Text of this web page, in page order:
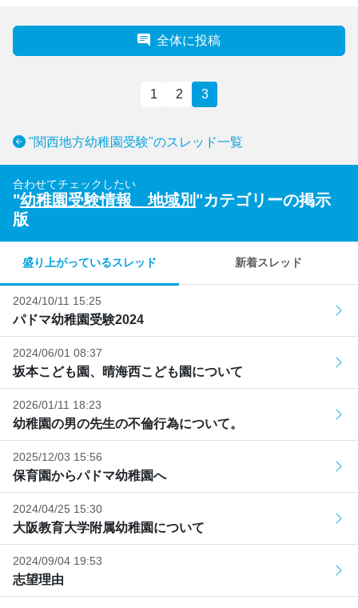
全体に投稿
1 2 3
"関西地方幼稚園受験"のスレッド一覧
合わせてチェックしたい
"幼稚園受験情報 地域別 "カテゴリーの掲示
版
盛り上がっているスレッド 新着スレッド
2024/10/11 15:25
パドマ幼稚園受験2024
2024/06/01 08:37
坂本こども園、晴海西こども園について
2026/01/11 18:23
幼稚園の男の先生の不倫行為について。
2025/12/03 15:56
保育園からパドマ幼稚園へ
2024/04/25 15:30
大阪教育大学附属幼稚園について
2024/09/04 19:53
志望理由